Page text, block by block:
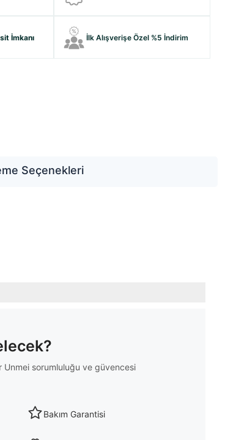
İmkanı İlk Alışverişe Özel %5 İndirim
Seçenekleri
sorumluluğu ve güvencesi
Bakım Garantisi